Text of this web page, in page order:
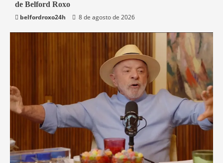
de Belford Roxo
belfordroxo24h
8 de agosto de 2026